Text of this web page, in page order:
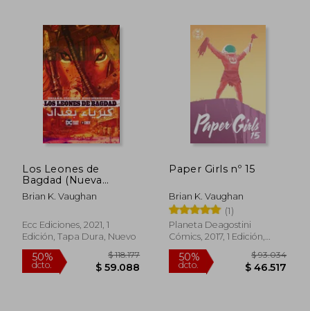
Los Leones de
Bagdad (Nueva
Edicion)
Brian K. Vaughan
Ecc Ediciones, 2021, 1
Edición, Tapa Dura, Nuevo
Paper Girls nº 15
Brian K. Vaughan
(1)
Planeta Deagostini
Cómics, 2017, 1 Edición,
Tapa Blanda,